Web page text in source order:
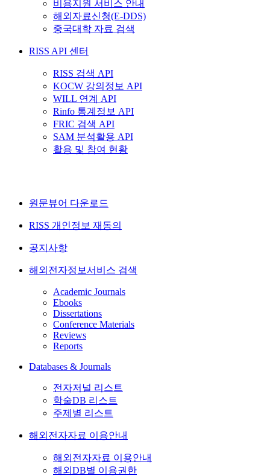
비용지원 서비스 안내
해외자료신청(E-DDS)
중국대학 자료 검색
RISS API 센터
RISS 검색 API
KOCW 강의정보 API
WILL 연계 API
Rinfo 통계정보 API
FRIC 검색 API
SAM 분석활용 API
활용 및 참여 현황
원문뷰어 다운로드
RISS 개인정보 재동의
공지사항
해외전자정보서비스 검색
Academic Journals
Ebooks
Dissertations
Conference Materials
Reviews
Reports
Databases & Journals
전자저널 리스트
학술DB 리스트
주제별 리스트
해외전자자료 이용안내
해외전자자료 이용안내
해외DB별 이용권한